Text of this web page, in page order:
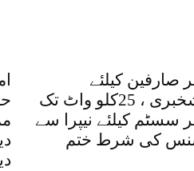
صارفین کیلئے
خوشخبری ، 25کلو واٹ تک
سسٹم کیلئے نیپرا سے
کی شرط ختم